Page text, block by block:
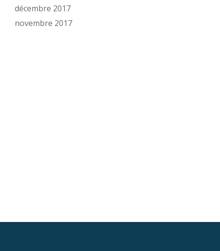
décembre 2017
novembre 2017